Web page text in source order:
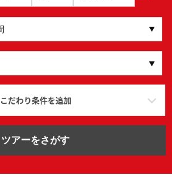
こだわり条件を追加
ツアーをさがす